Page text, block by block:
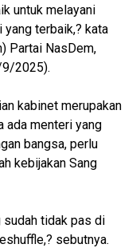
untuk melayani
terbaik,? kata
Partai NasDem,
9/2025).
kabinet merupakan
ada menteri yang
bangsa, perlu
kebijakan Sang
sudah tidak pas di
sebutnya.